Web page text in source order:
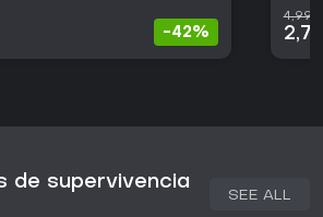
-42%
4,99
de supervivencia
SEE ALL